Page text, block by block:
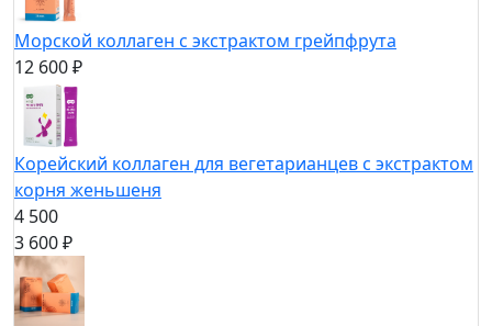
Морской коллаген с экстрактом грейпфрута
12 600 ₽
Корейский коллаген для вегетарианцев с экстрактом
корня женьшеня
4 500
3 600 ₽